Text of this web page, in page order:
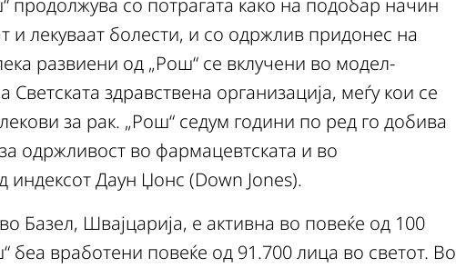
продолжува со потрагата како на подобар начин
и лекуваат болести, и со одржлив придонес на
развиени од „Рош“ се вклучени во модел-
здравствена организација, меѓу кои се
за рак. „Рош“ седум години по ред го добива
одржливост во фармацевтската и во
индексот Даун Џонс (Down Jones).
Базел, Швајцарија, е активна во повеќе од 100
беа вработени повеќе од 91.700 лица во светот. Во